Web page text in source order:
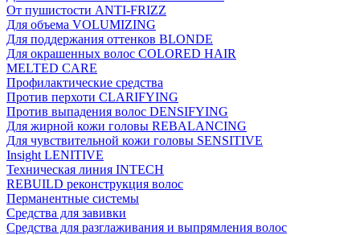
От пушистости ANTI-FRIZZ
Для объема VOLUMIZING
Для поддержания оттенков BLONDE
Для окрашенных волос COLORED HAIR
MELTED CARE
Профилактические средства
Против перхоти CLARIFYING
Против выпадения волос DENSIFYING
Для жирной кожи головы REBALANCING
Для чувствительной кожи головы SENSITIVE
Insight LENITIVE
Техническая линия INTECH
REBUILD реконструкция волос
Перманентные системы
Средства для завивки
Средства для разглаживания и выпрямления волос